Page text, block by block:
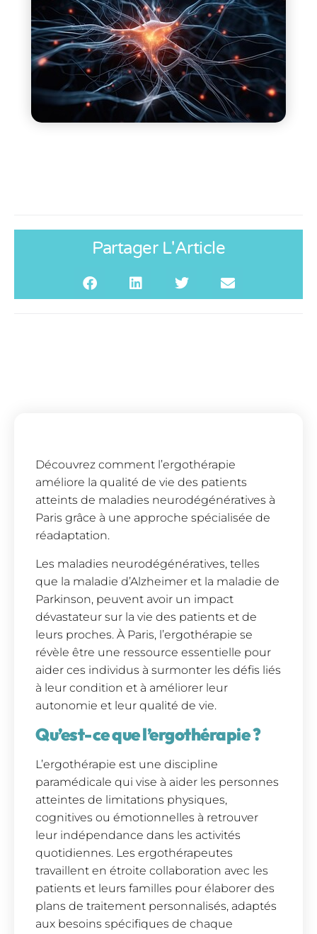
Partager L'Article
Découvrez comment l’ergothérapie
améliore la qualité de vie des patients
atteints de maladies neurodégénératives à
Paris grâce à une approche spécialisée de
réadaptation.
Les maladies neurodégénératives, telles
que la maladie d’Alzheimer et la maladie de
Parkinson, peuvent avoir un impact
dévastateur sur la vie des patients et de
leurs proches. À Paris, l’ergothérapie se
révèle être une ressource essentielle pour
aider ces individus à surmonter les défis liés
à leur condition et à améliorer leur
autonomie et leur qualité de vie.
Qu’est-ce que l’ergothérapie ?
L’ergothérapie est une discipline
paramédicale qui vise à aider les personnes
atteintes de limitations physiques,
cognitives ou émotionnelles à retrouver
leur indépendance dans les activités
quotidiennes. Les ergothérapeutes
travaillent en étroite collaboration avec les
patients et leurs familles pour élaborer des
plans de traitement personnalisés, adaptés
aux besoins spécifiques de chaque